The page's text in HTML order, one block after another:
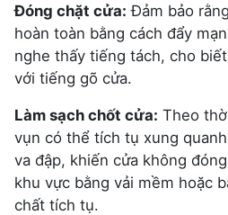
Đóng chặt cửa: Đảm bảo
hoàn toàn bằng cách đẩy
nghe thấy tiếng tách, cho
với tiếng gõ cửa.
Làm sạch chốt cửa: Theo
vụn có thể tích tụ xung
va đập, khiến cửa không
khu vực bằng vải mềm hoặc
chất tích tụ.